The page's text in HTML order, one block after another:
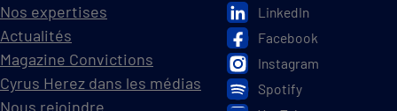
Nos expertises
Actualités
Magazine Convictions
Cyrus Herez dans les médias
Nous rejoindre
LinkedIn
Facebook
Instagram
Spotify